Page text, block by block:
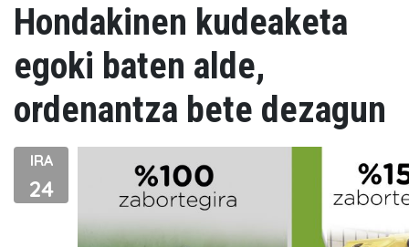
Hondakinen kudeaketa
egoki baten alde,
ordenantza bete dezagun
IRA
24